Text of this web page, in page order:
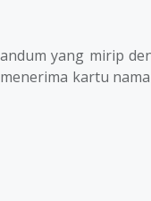
yang mirip
kartu